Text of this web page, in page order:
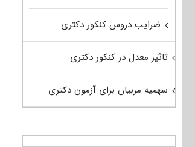
ضرایب دروس کنکور دکتری
تاثیر معدل در کنکور دکتری
سهمیه مربیان برای آزمون دکتری